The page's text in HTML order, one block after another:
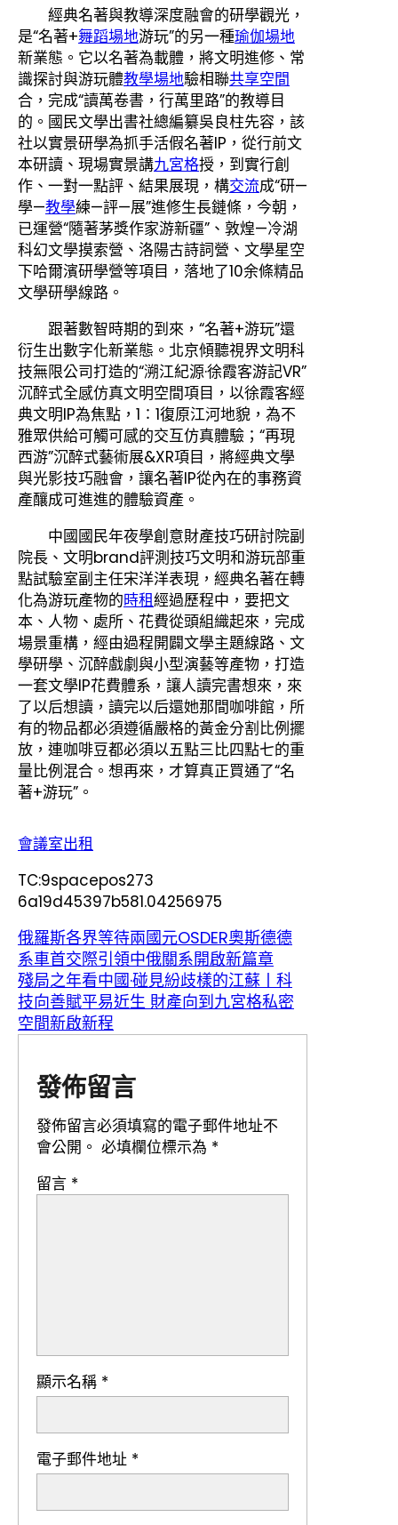
經典名著與教導深度融會的研學觀光，
是“名著+舞蹈場地游玩”的另一種瑜伽場地
新業態。它以名著為載體，將文明進修、常
識探討與游玩體教學場地驗相聯共享空間
合，完成“讀萬卷書，行萬里路”的教導目
的。國民文學出書社總編纂吳良柱先容，該
社以實景研學為抓手活假名著IP，從行前文
本研讀、現場實景講九宮格授，到實行創
作、一對一點評、結果展現，構交流成“研—
學—教學練—評—展”進修生長鏈條，今朝，
已運營“隨著茅獎作家游新疆”、敦煌—冷湖
科幻文學摸索營、洛陽古詩詞營、文學星空
下哈爾濱研學營等項目，落地了10余條精品
文學研學線路。
跟著數智時期的到來，“名著+游玩”還
衍生出數字化新業態。北京傾聽視界文明科
技無限公司打造的“溯江紀源·徐霞客游記VR”
沉醉式全感仿真文明空間項目，以徐霞客經
典文明IP為焦點，1∶1復原江河地貌，為不
雅眾供給可觸可感的交互仿真體驗；“再現
西游”沉醉式藝術展&XR項目，將經典文學
與光影技巧融會，讓名著IP從內在的事務資
產釀成可進進的體驗資產。
中國國民年夜學創意財產技巧研討院副
院長、文明brand評測技巧文明和游玩部重
點試驗室副主任宋洋洋表現，經典名著在轉
化為游玩產物的時租經過歷程中，要把文
本、人物、處所、花費從頭組織起來，完成
場景重構，經由過程開闢文學主題線路、文
學研學、沉醉戲劇與小型演藝等產物，打造
一套文學IP花費體系，讓人讀完書想來，來
了以后想讀，讀完以后還她那間咖啡館，所
有的物品都必須遵循嚴格的黃金分割比例擺
放，連咖啡豆都必須以五點三比四點七的重
量比例混合。想再來，才算真正買通了“名
著+游玩”。
會議室出租
TC:9spacepos273
6a19d45397b581.04256975
俄羅斯各界等待兩國元OSDER奧斯德德
系車首交際引領中俄關系開啟新篇章
殘局之年看中國·碰見紛歧樣的江蘇丨科
技向善賦平易近生 財產向到九宮格私密
空間新啟新程
發佈留言
發佈留言必須填寫的電子郵件地址不
會公開。 必填欄位標示為 *
留言 *
顯示名稱 *
電子郵件地址 *